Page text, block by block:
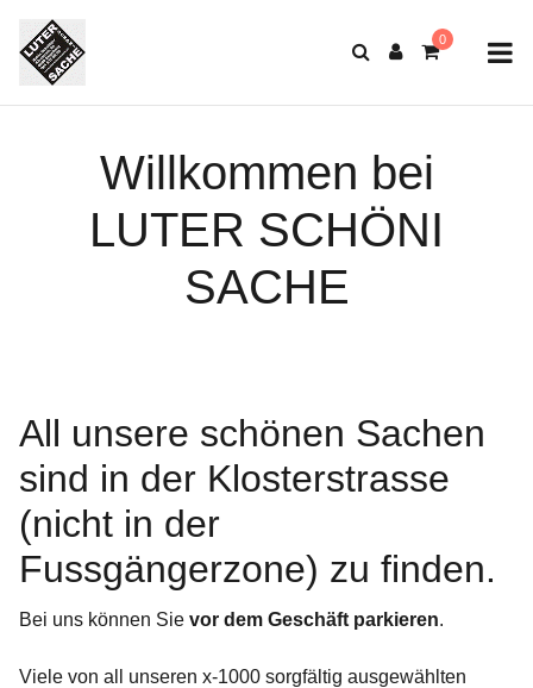
Willkommen bei
LUTER SCHÖNI
SACHE
All unsere schönen Sachen
sind in der Klosterstrasse
(nicht in der
Fussgängerzone) zu finden.
Bei uns können Sie vor dem Geschäft parkieren.
Viele von all unseren x-1000 sorgfältig ausgewählten